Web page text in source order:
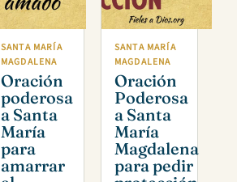
SANTA MARÍA
MAGDALENA
Oración
poderosa
a Santa
María
para
amarrar
SANTA MARÍA
MAGDALENA
Oración
Poderosa
a Santa
María
Magdalena
para pedir